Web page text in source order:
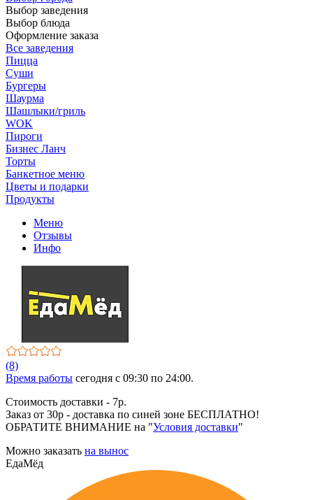
Выбор заведения
Выбор блюда
Оформление заказа
Все заведения
Пицца
Суши
Бургеры
Шаурма
Шашлыки/гриль
WOK
Пироги
Бизнес Ланч
Торты
Банкетное меню
Цветы и подарки
Продукты
Меню
Отзывы
Инфо
(8)
Время работы сегодня c 09:30 по 24:00.
Стоимость доставки - 7р.
Заказ от 30р - доставка по синей зоне БЕСПЛАТНО!
ОБРАТИТЕ ВНИМАНИЕ на "Условия доставки"
Можно заказать на вынос
ЕдаМёд